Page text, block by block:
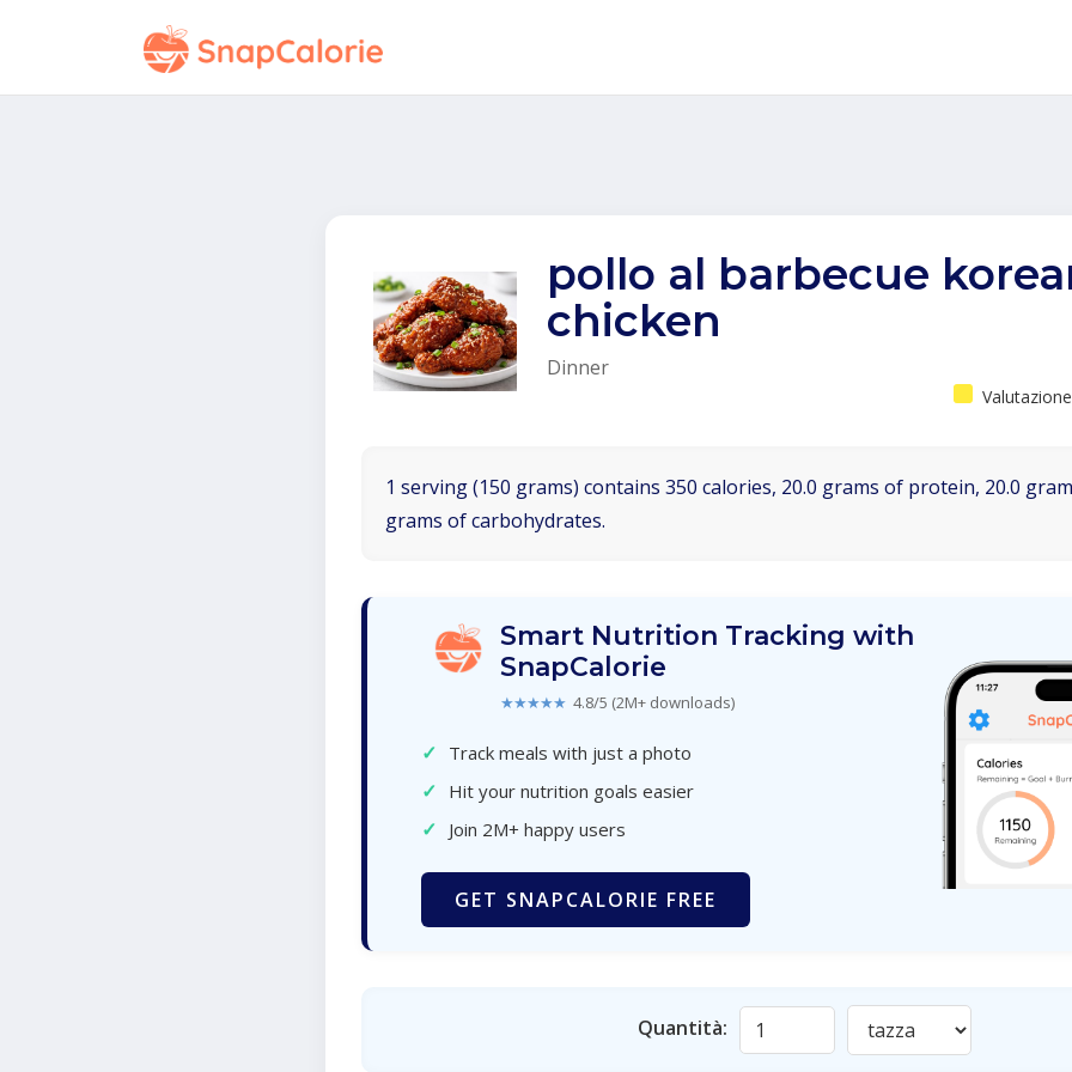
pollo al barbecue
chicken
Dinner
1 serving (150 grams) contains 350 calories, 20.0 grams of protein, 20.0
grams of carbohydrates.
Smart Nutrition Tracking with
SnapCalorie
★★★★★ 4.8/5 (2M+ downloads)
✓ Track meals with just a photo
✓ Hit your nutrition goals easier
✓ Join 2M+ happy users
GET SNAPCALORIE FREE
Quantità: